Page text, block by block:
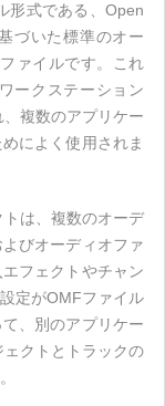
形式である、Open
づいた標準のオー
ァイルです。これ
ークステーション
、複数のアプリケー
によく使用されま
は、複数のオーデ
びオーディオファ
フェクトやチャン
定がOMFファイル
、別のアプリケー
クトとトラックの